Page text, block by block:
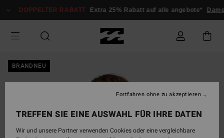
zur
springen
DOPPELTER RABATT Extra 25% Rabatt auf alle angebote* Damen
BRANDNEU
TREFFEN SIE EINE AUSWAHL FÜR IHRE DATEN
Wir und unsere Partner verwenden Cookies oder eine vergleichbare
Fortfahren ohne zu akzeptieren